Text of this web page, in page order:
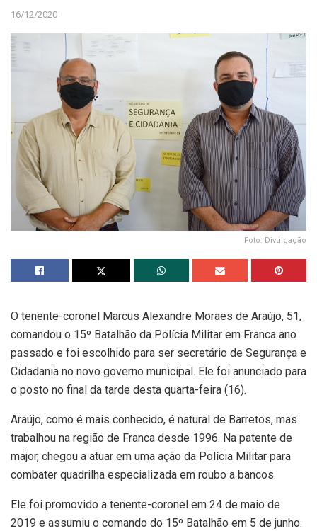
16/12/2020
Foto: Divulgação
O tenente-coronel Marcus Alexandre Moraes de Araújo, 51,
comandou o 15º Batalhão da Polícia Militar em Franca ano
passado e foi escolhido para ser secretário de Segurança e
Cidadania no novo governo municipal. Ele foi anunciado para
o posto no final da tarde desta quarta-feira (16).
Araújo, como é mais conhecido, é natural de Barretos, mas
trabalhou na região de Franca desde 1996. Na patente de
major, chegou a atuar em uma ação da Polícia Militar para
combater quadrilha especializada em roubo a bancos.
Ele foi promovido a tenente-coronel em 24 de maio de
2019 e assumiu o comando do 15º Batalhão em 5 de junho.